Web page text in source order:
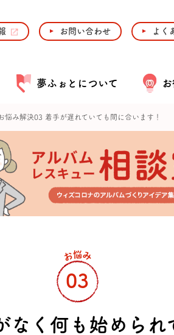
お問い合わせ よく
夢ふぉとについて
悩み解決03 着手が遅れていても間に合います！
なく何も始められ